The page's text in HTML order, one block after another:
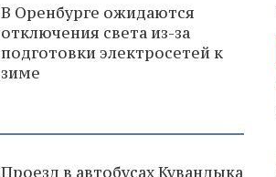
В Оренбурге ожидаются
отключения света из-за
подготовки электросетей к
зиме
Проезд в автобусах Кувандыка